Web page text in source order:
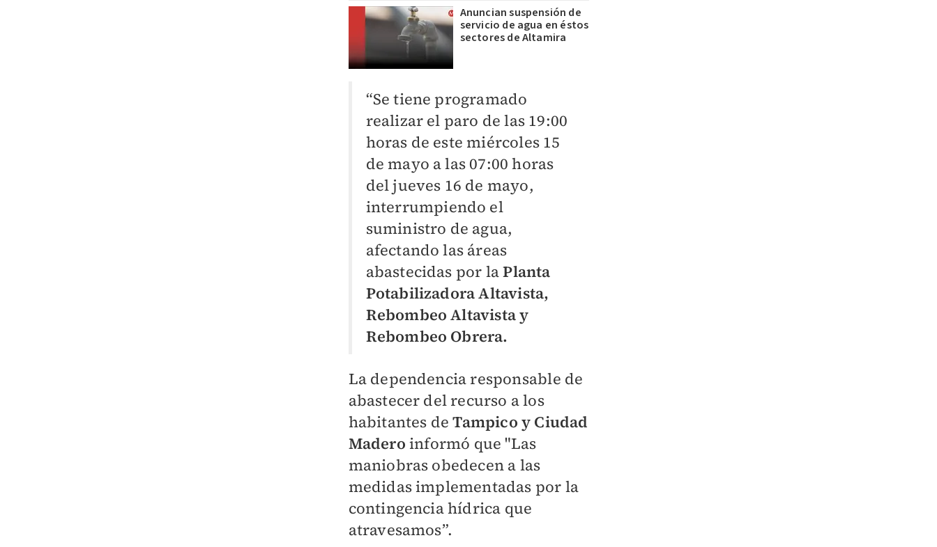
Anuncian suspensión de
servicio de agua en éstos
sectores de Altamira
“Se tiene programado
realizar el paro de las 19:00
horas de este miércoles 15
de mayo a las 07:00 horas
del jueves 16 de mayo,
interrumpiendo el
suministro de agua,
afectando las áreas
abastecidas por laPlanta
Potabilizadora Altavista,
Rebombeo Altavista y
Rebombeo Obrera.
La dependencia responsable de
abastecer del recurso a los
habitantes deTampico y Ciudad
Madero informó que "Las
maniobras obedecen a las
medidas implementadas por la
contingencia hídrica que
atravesamos”.